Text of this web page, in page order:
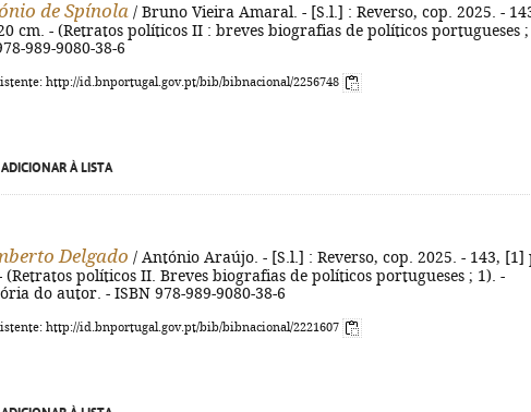
de Spínola / Bruno Vieira Amaral. - [S.l.] : Reverso, cop. 2025. -
cm. - (Retratos políticos II : breves biografias de políticos portugueses
989-9080-38-6
http://id.bnportugal.gov.pt/bib/bibnacional/2256748
ADICIONAR À LISTA
Delgado / António Araújo. - [S.l.] : Reverso, cop. 2025. - 143, [1]
(Retratos políticos II. Breves biografias de políticos portugueses ; 1). -
do autor. - ISBN 978-989-9080-38-6
http://id.bnportugal.gov.pt/bib/bibnacional/2221607